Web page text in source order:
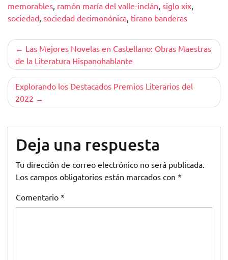
memorables, ramón maría del valle-inclán, siglo xix,
sociedad, sociedad decimonónica, tirano banderas
Navegación
de
entradas
Las Mejores Novelas en Castellano: Obras Maestras
de la Literatura Hispanohablante
Explorando los Destacados Premios Literarios del
2022
Deja una respuesta
Tu dirección de correo electrónico no será publicada.
Los campos obligatorios están marcados con *
Comentario *